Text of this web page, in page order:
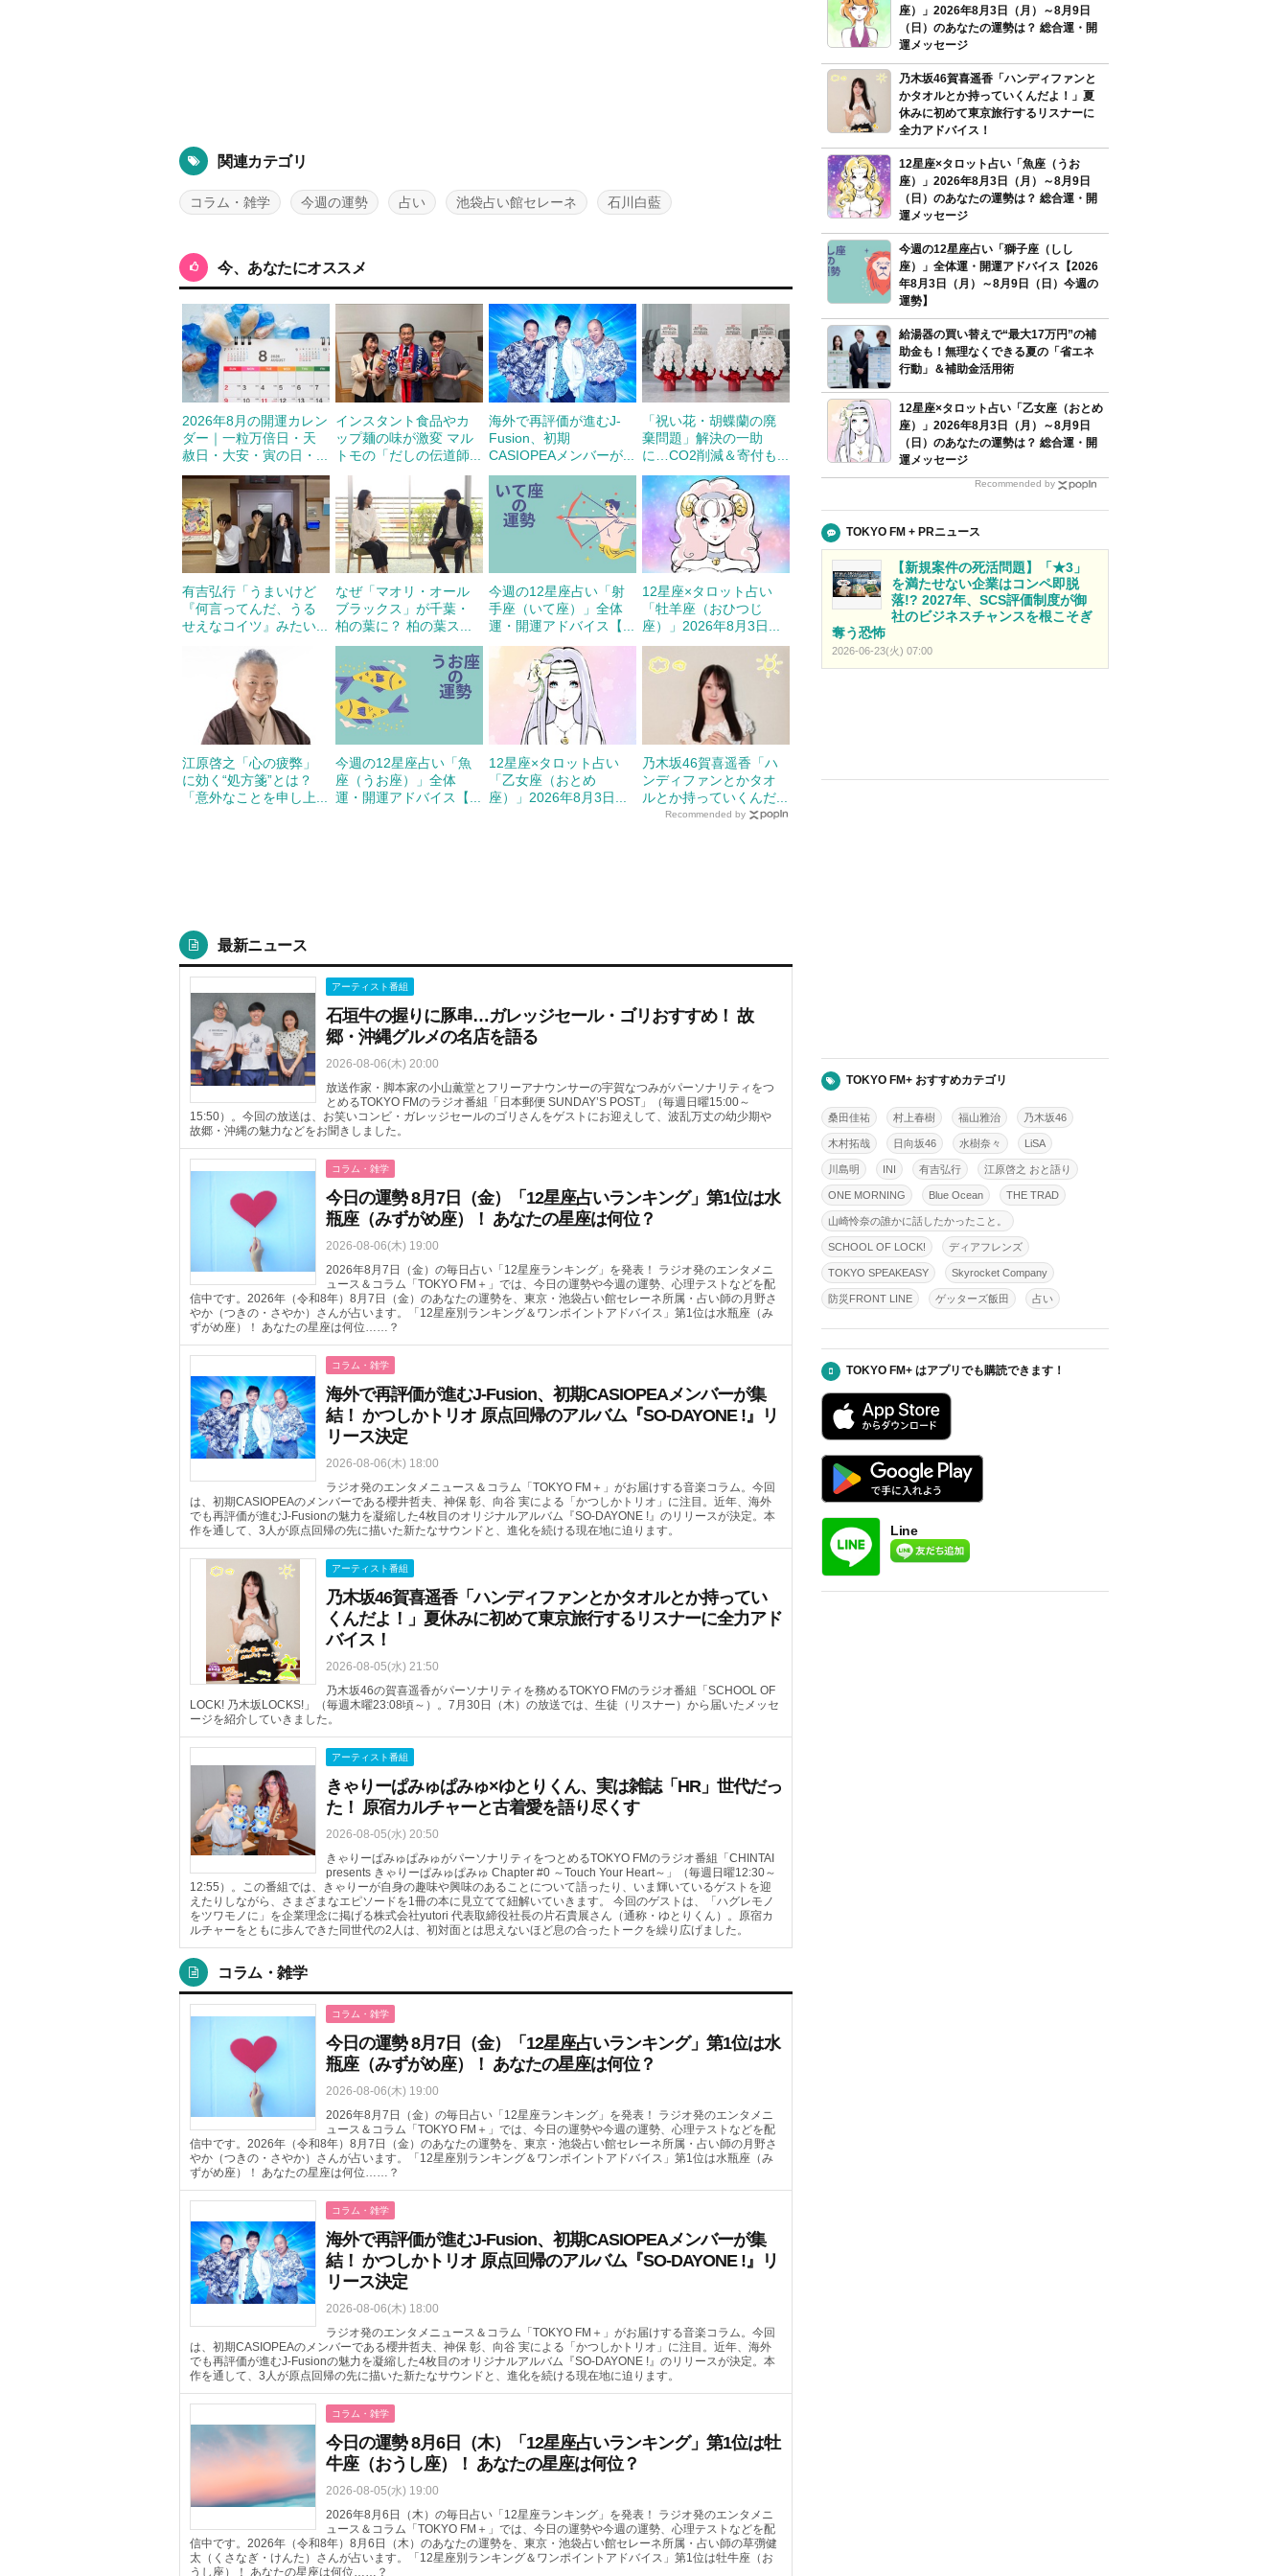
関連カテゴリ
コラム・雑学 今週の運勢 占い 池袋占い館セレーネ 石川白藍
今、あなたにオススメ
2026年8月の開運カレン
ダー｜一粒万倍日・天
赦日・大安・寅の日・...
インスタント食品やカ
ップ麺の味が激変 マル
トモの「だしの伝道師...
海外で再評価が進むJ-
Fusion、初期
CASIOPEAメンバーが...
「祝い花・胡蝶蘭の廃
棄問題」解決の一助
に…CO2削減＆寄付も...
有吉弘行「うまいけど
『何言ってんだ、うる
せえなコイツ』みたい...
なぜ「マオリ・オール
ブラックス」が千葉・
柏の葉に？ 柏の葉ス...
今週の12星座占い「射
手座（いて座）」全体
運・開運アドバイス【...
12星座×タロット占い
「牡羊座（おひつじ
座）」2026年8月3日...
江原啓之「心の疲弊」
に効く“処方箋”とは？
「意外なことを申し上...
今週の12星座占い「魚
座（うお座）」全体
運・開運アドバイス【...
12星座×タロット占い
「乙女座（おとめ
座）」2026年8月3日...
乃木坂46賀喜遥香「ハ
ンディファンとかタオ
ルとか持っていくんだ...
Recommended by
最新ニュース
アーティスト番組
石垣牛の握りに豚串…ガレッジセール・ゴリおすすめ！ 故
郷・沖縄グルメの名店を語る
2026-08-06(木) 20:00
放送作家・脚本家の小山薫堂とフリーアナウンサーの宇賀なつみがパーソナリティをつ
とめるTOKYO FMのラジオ番組「日本郵便 SUNDAY’S POST」（毎週日曜15:00～
15:50）。今回の放送は、お笑いコンビ・ガレッジセールのゴリさんをゲストにお迎えして、波乱万丈の幼少期や
故郷・沖縄の魅力などをお聞きしました。
コラム・雑学
今日の運勢 8月7日（金）「12星座占いランキング」第1位は水
瓶座（みずがめ座）！ あなたの星座は何位？
2026-08-06(木) 19:00
2026年8月7日（金）の毎日占い「12星座ランキング」を発表！ ラジオ発のエンタメニ
ュース＆コラム「TOKYO FM＋」では、今日の運勢や今週の運勢、心理テストなどを配
信中です。2026年（令和8年）8月7日（金）のあなたの運勢を、東京・池袋占い館セレーネ所属・占い師の月野さ
やか（つきの・さやか）さんが占います。「12星座別ランキング＆ワンポイントアドバイス」第1位は水瓶座（み
ずがめ座）！ あなたの星座は何位……？
コラム・雑学
海外で再評価が進むJ-Fusion、初期CASIOPEAメンバーが集
結！ かつしかトリオ 原点回帰のアルバム『SO-DAYONE !』リ
リース決定
2026-08-06(木) 18:00
ラジオ発のエンタメニュース＆コラム「TOKYO FM＋」がお届けする音楽コラム。今回
は、初期CASIOPEAのメンバーである櫻井哲夫、神保 彰、向谷 実による「かつしかトリオ」に注目。近年、海外
でも再評価が進むJ-Fusionの魅力を凝縮した4枚目のオリジナルアルバム『SO-DAYONE !』のリリースが決定。本
作を通して、3人が原点回帰の先に描いた新たなサウンドと、進化を続ける現在地に迫ります。
アーティスト番組
乃木坂46賀喜遥香「ハンディファンとかタオルとか持ってい
くんだよ！」夏休みに初めて東京旅行するリスナーに全力アド
バイス！
2026-08-05(水) 21:50
乃木坂46の賀喜遥香がパーソナリティを務めるTOKYO FMのラジオ番組「SCHOOL OF
LOCK! 乃木坂LOCKS!」（毎週木曜23:08頃～）。7月30日（木）の放送では、生徒（リスナー）から届いたメッセ
ージを紹介していきました。
アーティスト番組
きゃりーぱみゅぱみゅ×ゆとりくん、実は雑誌「HR」世代だっ
た！ 原宿カルチャーと古着愛を語り尽くす
2026-08-05(水) 20:50
きゃりーぱみゅぱみゅがパーソナリティをつとめるTOKYO FMのラジオ番組「CHINTAI
presents きゃりーぱみゅぱみゅ Chapter #0 ～Touch Your Heart～」（毎週日曜12:30～
12:55）。この番組では、きゃりーが自身の趣味や興味のあることについて語ったり、いま輝いているゲストを迎
えたりしながら、さまざまなエピソードを1冊の本に見立てて紐解いていきます。 今回のゲストは、「ハグレモノ
をツワモノに」を企業理念に掲げる株式会社yutori 代表取締役社長の片石貴展さん（通称・ゆとりくん）。原宿カ
ルチャーをともに歩んできた同世代の2人は、初対面とは思えないほど息の合ったトークを繰り広げました。
コラム・雑学
コラム・雑学
今日の運勢 8月7日（金）「12星座占いランキング」第1位は水
瓶座（みずがめ座）！ あなたの星座は何位？
2026-08-06(木) 19:00
2026年8月7日（金）の毎日占い「12星座ランキング」を発表！ ラジオ発のエンタメニ
ュース＆コラム「TOKYO FM＋」では、今日の運勢や今週の運勢、心理テストなどを配
信中です。2026年（令和8年）8月7日（金）のあなたの運勢を、東京・池袋占い館セレーネ所属・占い師の月野さ
やか（つきの・さやか）さんが占います。「12星座別ランキング＆ワンポイントアドバイス」第1位は水瓶座（み
ずがめ座）！ あなたの星座は何位……？
コラム・雑学
海外で再評価が進むJ-Fusion、初期CASIOPEAメンバーが集
結！ かつしかトリオ 原点回帰のアルバム『SO-DAYONE !』リ
リース決定
2026-08-06(木) 18:00
ラジオ発のエンタメニュース＆コラム「TOKYO FM＋」がお届けする音楽コラム。今回
は、初期CASIOPEAのメンバーである櫻井哲夫、神保 彰、向谷 実による「かつしかトリオ」に注目。近年、海外
でも再評価が進むJ-Fusionの魅力を凝縮した4枚目のオリジナルアルバム『SO-DAYONE !』のリリースが決定。本
作を通して、3人が原点回帰の先に描いた新たなサウンドと、進化を続ける現在地に迫ります。
コラム・雑学
今日の運勢 8月6日（木）「12星座占いランキング」第1位は牡
牛座（おうし座）！ あなたの星座は何位？
2026-08-05(水) 19:00
2026年8月6日（木）の毎日占い「12星座ランキング」を発表！ ラジオ発のエンタメニ
ュース＆コラム「TOKYO FM＋」では、今日の運勢や今週の運勢、心理テストなどを配
信中です。2026年（令和8年）8月6日（木）のあなたの運勢を、東京・池袋占い館セレーネ所属・占い師の草彅健
太（くさなぎ・けんた）さんが占います。「12星座別ランキング＆ワンポイントアドバイス」第1位は牡牛座（お
うし座）！ あなたの星座は何位……？
座）」2026年8月3日（月）～8月9日
（日）のあなたの運勢は？ 総合運・開
運メッセージ
乃木坂46賀喜遥香「ハンディファンと
かタオルとか持っていくんだよ！」夏
休みに初めて東京旅行するリスナーに
全力アドバイス！
12星座×タロット占い「魚座（うお
座）」2026年8月3日（月）～8月9日
（日）のあなたの運勢は？ 総合運・開
運メッセージ
今週の12星座占い「獅子座（しし
座）」全体運・開運アドバイス【2026
年8月3日（月）～8月9日（日）今週の
運勢】
給湯器の買い替えで“最大17万円”の補
助金も！無理なくできる夏の「省エネ
行動」＆補助金活用術
12星座×タロット占い「乙女座（おとめ
座）」2026年8月3日（月）～8月9日
（日）のあなたの運勢は？ 総合運・開
運メッセージ
Recommended by
TOKYO FM + PRニュース
【新規案件の死活問題】「★3」
を満たせない企業はコンペ即脱
落!? 2027年、SCS評価制度が御
社のビジネスチャンスを根こそぎ
奪う恐怖
2026-06-23(火) 07:00
TOKYO FM+ おすすめカテゴリ
桑田佳祐 村上春樹 福山雅治 乃木坂46
木村拓哉 日向坂46 水樹奈々 LiSA
川島明 INI 有吉弘行 江原啓之 おと語り
ONE MORNING Blue Ocean THE TRAD
山崎怜奈の誰かに話したかったこと。
SCHOOL OF LOCK! ディアフレンズ
TOKYO SPEAKEASY Skyrocket Company
防災FRONT LINE ゲッターズ飯田 占い
TOKYO FM+ はアプリでも購読できます！
Line